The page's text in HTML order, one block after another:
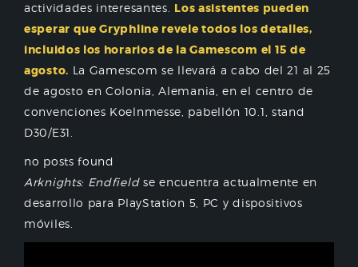
actividades interesantes. Los asistentes pueden
esperar que Gryphline revele todos los detalles,
incluidos los horarios de la Gamescom el 15 de
agosto. La Gamescom se llevará a cabo del 21 al 25
de agosto en Colonia, Alemania, en el centro de
convenciones Koelnmesse, pabellón 10.1, stand
D30/E31.
no posts found
Arknights: Endfieldse encuentra actualmente en
desarrollo para PlayStation 5, PC y dispositivos
móviles.